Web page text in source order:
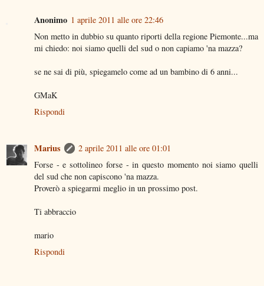
Anonimo 1 aprile 2011 alle ore 22:46
Non metto in dubbio su quanto riporti della regione Piemonte...ma
mi chiedo: noi siamo quelli del sud o non capiamo 'na mazza?
se ne sai di più, spiegamelo come ad un bambino di 6 anni...
GMaK
Rispondi
Marius
2 aprile 2011 alle ore 01:01
Forse - e sottolineo forse - in questo momento noi siamo quelli
del sud che non capiscono 'na mazza.
Proverò a spiegarmi meglio in un prossimo post.
Ti abbraccio
mario
Rispondi